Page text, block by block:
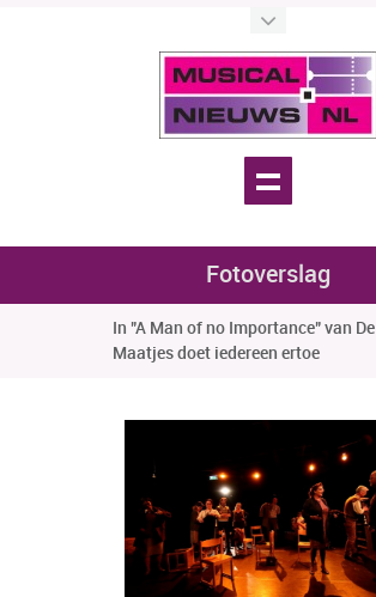
Fotoverslag
In "A Man of no Importance" van De
Maatjes doet iedereen ertoe